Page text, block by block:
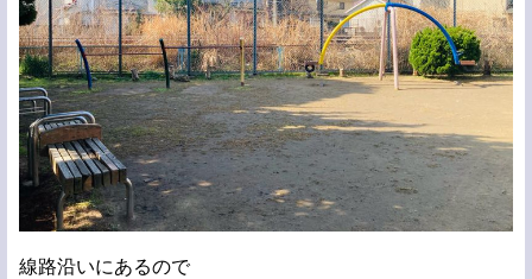
線路沿いにあるので